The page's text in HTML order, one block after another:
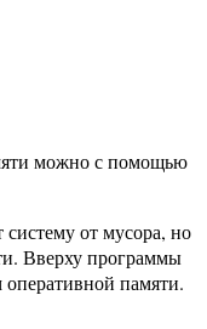
можно с помощью
от мусора, но
Вверху программы
памяти.